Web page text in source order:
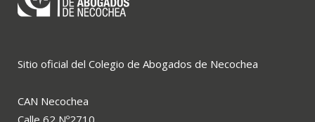
Sitio oficial del Colegio de Abogados de Necochea
CAN Necochea
Calle 62 Nº2710